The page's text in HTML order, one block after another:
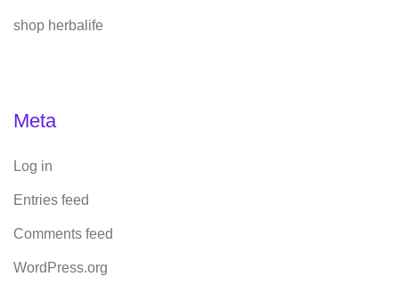
shop herbalife
Meta
Log in
Entries feed
Comments feed
WordPress.org